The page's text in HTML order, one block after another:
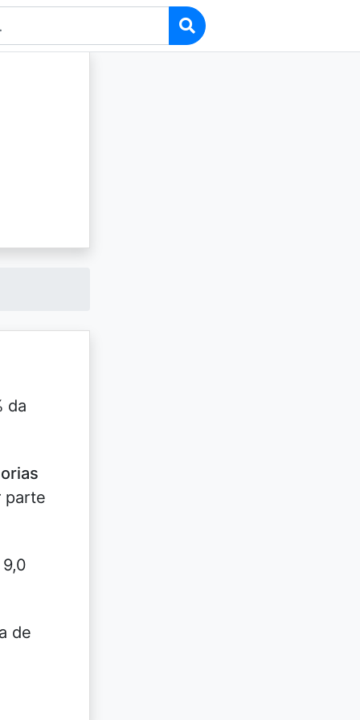
da
parte
de